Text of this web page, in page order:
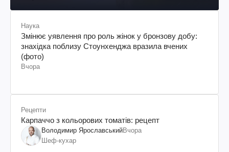
Наука
Змінює уявлення про роль жінок у бронзову добу:
знахідка поблизу Стоунхенджа вразила вчених
(фото)
Вчора
Рецепти
Карпаччо з кольорових томатів: рецепт
Володимир ЯрославськийВчора
Шеф-кухар